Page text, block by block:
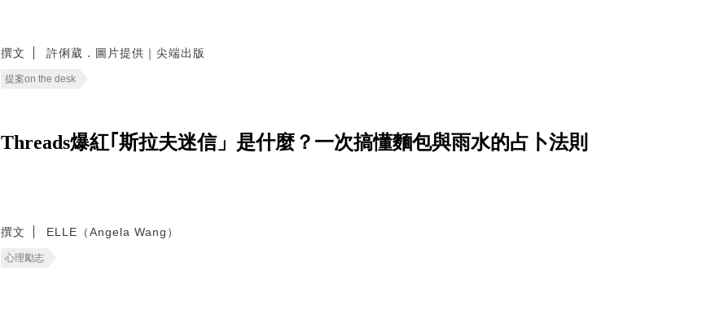
撰文 許俐葳．圖片提供｜尖端出版
提案on the desk
Threads爆紅｢斯拉夫迷信」是什麼？一次搞懂麵包與雨水的占卜法則
撰文 ELLE（Angela Wang）
心理勵志